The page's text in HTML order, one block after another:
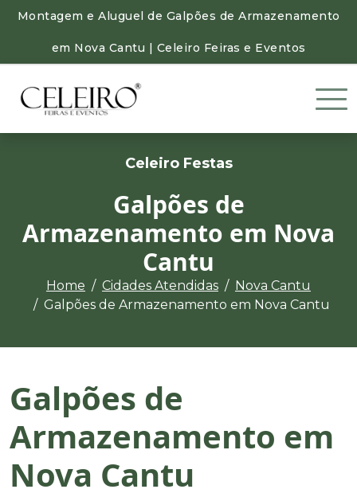
Montagem e Aluguel de Galpões de Armazenamento
em Nova Cantu | Celeiro Feiras e Eventos
Celeiro Festas
Galpões de
Armazenamento em Nova
Cantu
Home Cidades Atendidas
Nova Cantu
Galpões de Armazenamento em Nova Cantu
Galpões de
Armazenamento em
Nova Cantu